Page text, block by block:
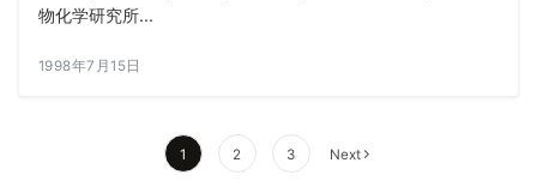
物化学研究所...
1998年7月15日
1 2 3 Next